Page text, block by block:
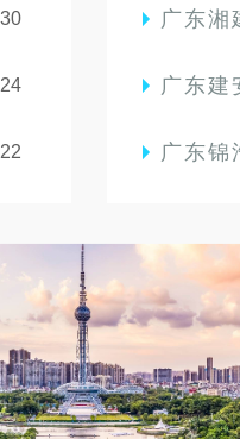
广东湘
广东建
广东锦